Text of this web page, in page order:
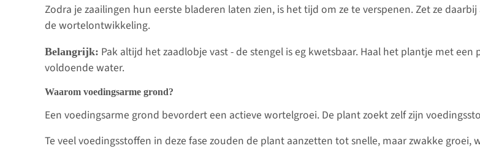
Zodra je zaailingen hun eerste bladeren laten zien, is het tijd om ze te verspenen. Zet ze
de wortelontwikkeling.
Belangrijk: Pak altijd het zaadlobje vast - de stengel is eg kwetsbaar. Haal het plantje met
voldoende water.
Waarom voedingsarme grond?
Een voedingsarme grond bevordert een actieve wortelgroei. De plant zoekt zelf zijn
Te veel voedingsstoffen in deze fase zouden de plant aanzetten tot snelle, maar zwakke